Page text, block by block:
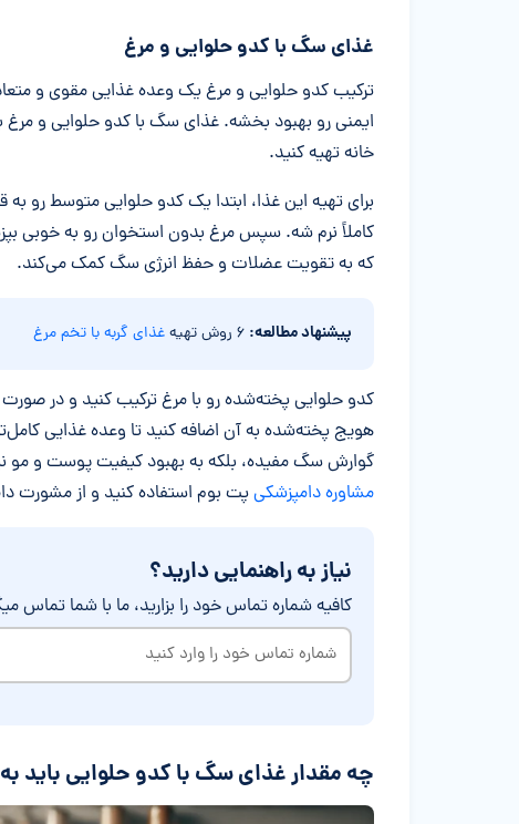
غذای سگ با کدو حلوایی و مرغ
ترکیب کدو حلوایی و مرغ یک وعده غذایی مقوی و
ایمنی رو بهبود بخشه. غذای سگ با کدو حلوایی و مرغ
خانه تهیه کنید.
برای تهیه این غذا، ابتدا یک کدو حلوایی متوسط رو
کاملاً نرم شه. سپس مرغ بدون استخوان رو به خوبی
که به تقویت عضلات و حفظ انرژی سگ کمک می‌کند.
پیشنهاد مطالعه: غذای گربه با تخم مرغ
کدو حلوایی پخته‌شده رو با مرغ ترکیب کنید و در صورت
هویج پخته‌شده به آن اضافه کنید تا وعده غذایی
گوارش سگ مفیده، بلکه به بهبود کیفیت پوست و مو
مشاوره دامپزشکیپت بوم استفاده کنید و از مشورت
نیاز به راهنمایی دارید؟
کافیه شماره تماس خود را بزارید، ما با شما تماس
شماره
تماس
وارد
چه مقدار غذای سگ با کدو حلوایی باید